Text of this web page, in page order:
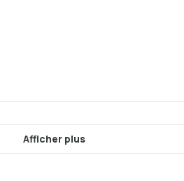
Afficher plus